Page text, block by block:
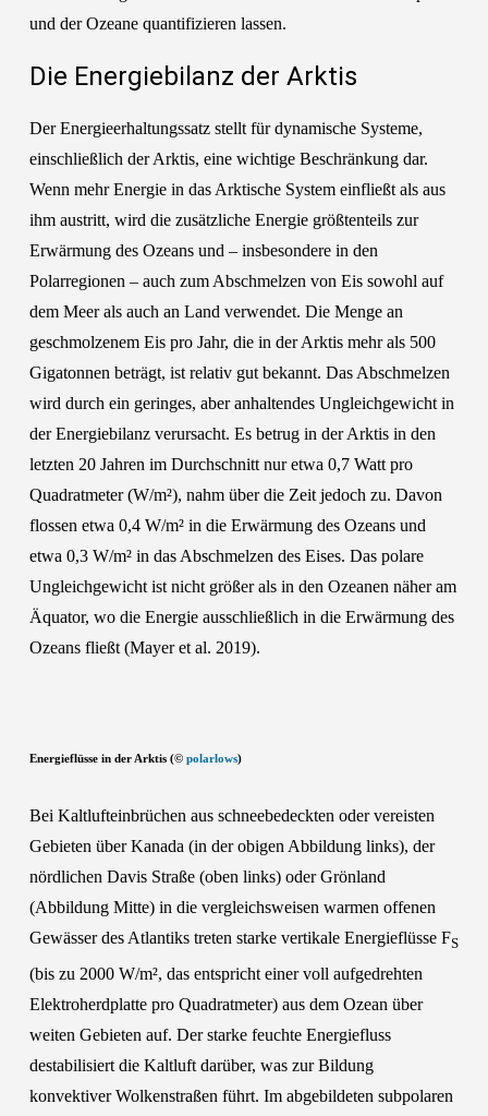
und der Ozeane quantifizieren lassen.
Die Energiebilanz der Arktis
Der Energieerhaltungssatz stellt für dynamische Systeme,
einschließlich der Arktis, eine wichtige Beschränkung dar.
Wenn mehr Energie in das Arktische System einfließt als aus
ihm austritt, wird die zusätzliche Energie größtenteils zur
Erwärmung des Ozeans und – insbesondere in den
Polarregionen – auch zum Abschmelzen von Eis sowohl auf
dem Meer als auch an Land verwendet. Die Menge an
geschmolzenem Eis pro Jahr, die in der Arktis mehr als 500
Gigatonnen beträgt, ist relativ gut bekannt. Das Abschmelzen
wird durch ein geringes, aber anhaltendes Ungleichgewicht in
der Energiebilanz verursacht. Es betrug in der Arktis in den
letzten 20 Jahren im Durchschnitt nur etwa 0,7 Watt pro
Quadratmeter (W/m²), nahm über die Zeit jedoch zu. Davon
flossen etwa 0,4 W/m² in die Erwärmung des Ozeans und
etwa 0,3 W/m² in das Abschmelzen des Eises. Das polare
Ungleichgewicht ist nicht größer als in den Ozeanen näher am
Äquator, wo die Energie ausschließlich in die Erwärmung des
Ozeans fließt (Mayer et al. 2019).
Energieflüsse in der Arktis (© polarlows)
Bei Kaltlufteinbrüchen aus schneebedeckten oder vereisten
Gebieten über Kanada (in der obigen Abbildung links), der
nördlichen Davis Straße (oben links) oder Grönland
(Abbildung Mitte) in die vergleichsweisen warmen offenen
Gewässer des Atlantiks treten starke vertikale Energieflüsse FS
(bis zu 2000 W/m², das entspricht einer voll aufgedrehten
Elektroherdplatte pro Quadratmeter) aus dem Ozean über
weiten Gebieten auf. Der starke feuchte Energiefluss
destabilisiert die Kaltluft darüber, was zur Bildung
konvektiver Wolkenstraßen führt. Im abgebildeten subpolaren